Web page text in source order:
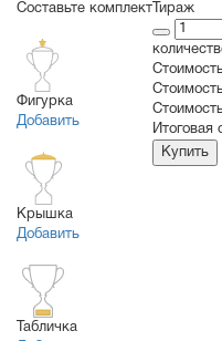
Составьте комплект
Фигурка
Добавить
Крышка
Добавить
Табличка
Тираж
Итоговая
Купить